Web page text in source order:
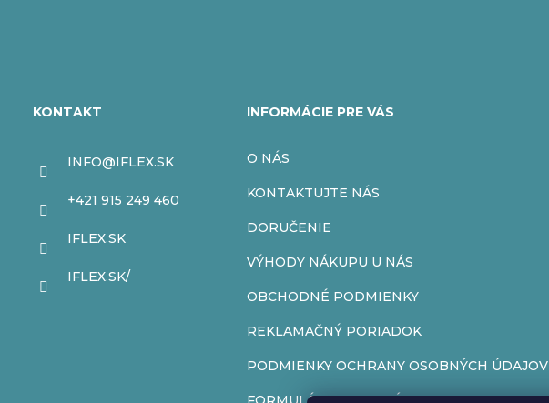
KONTAKT
INFO@IFLEX.SK
+421 915 249 460
IFLEX.SK
IFLEX.SK/
INFORMÁCIE PRE VÁS
O NÁS
KONTAKTUJTE NÁS
DORUČENIE
VÝHODY NÁKUPU U NÁS
OBCHODNÉ PODMIENKY
REKLAMAČNÝ PORIADOK
PODMIENKY OCHRANY OSOBNÝCH ÚDAJOV